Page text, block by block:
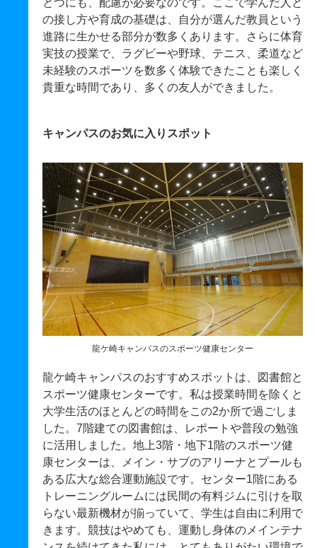
とつにも、配慮が必要なのです。ここで学んだ人と
の接し方や育成の基礎は、自分が選んだ教員という
進路に生かせる部分が数多くあります。さらに体育
実技の授業で、ラグビーや野球、テニス、柔道など
未経験のスポーツを数多く体験できたことも楽しく
貴重な時間であり、多くの友人ができました。
キャンパスのお気に入りスポット
龍ケ崎キャンパスのスポーツ健康センター
龍ケ崎キャンパスのおすすめスポットは、図書館と
スポーツ健康センターです。私は授業時間を除くと
大学生活のほとんどの時間をこの2か所で過ごしま
した。7階建ての図書館は、レポートや普段の勉強
に活用しました。地上3階・地下1階のスポーツ健
康センターは、メイン・サブのアリーナとプールも
ある広大な総合運動施設です。センター1階にある
トレーニングルームには民間の有料ジムに引けを取
らない最新機材が揃っていて、学生は自由に利用で
きます。競技はやめても、運動し身体のメインテナ